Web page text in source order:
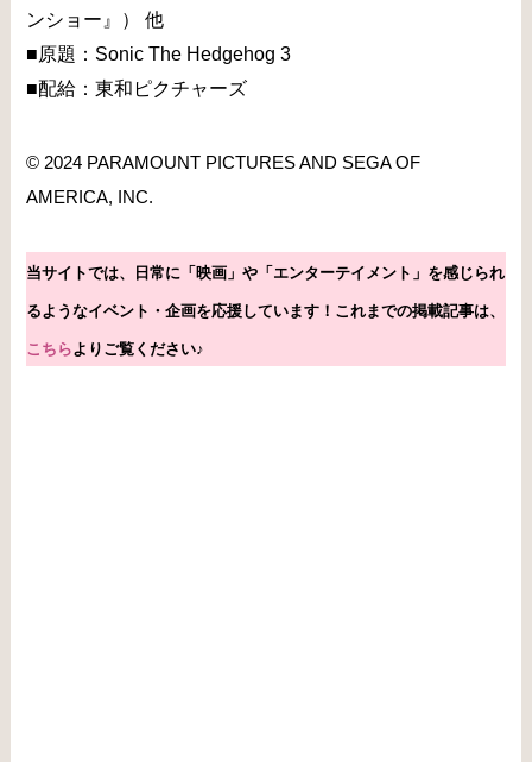
ンショー』） 他
■原題：Sonic The Hedgehog 3
■配給：東和ピクチャーズ
© 2024 PARAMOUNT PICTURES AND SEGA OF
AMERICA, INC.
当サイトでは、日常に「映画」や「エンターテイメント」を感じられ
るようなイベント・企画を応援しています！これまでの掲載記事は、
こちら よりご覧ください♪